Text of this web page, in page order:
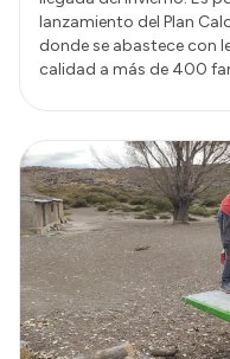
lanzamiento del Plan
donde se abastece con
calidad a más de 400